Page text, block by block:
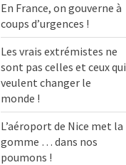
En France, on gouverne à
coups d’urgences !
Les vrais extrémistes ne
sont pas celles et ceux qui
veulent changer le
monde !
L’aéroport de Nice met la
gomme … dans nos
poumons !